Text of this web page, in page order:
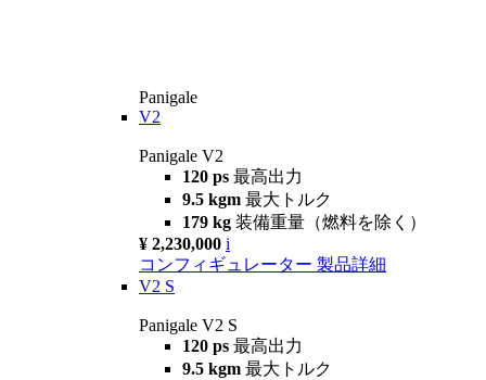
Panigale
V2
Panigale V2
120 ps 最高出力
9.5 kgm 最大トルク
179 kg 装備重量（燃料を除く）
¥ 2,230,000 i
コンフィギュレーター 製品詳細
V2 S
Panigale V2 S
120 ps 最高出力
9.5 kgm 最大トルク